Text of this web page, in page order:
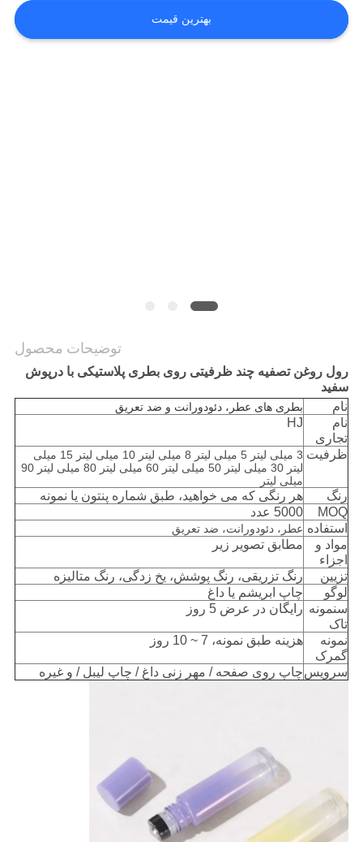
نقل
بهترین قیمت
توضیحات محصول
رول روغن تصفیه چند ظرفیتی روی بطری پلاستیکی با درپوش
سفید
نام
بطری های عطر، دئودورانت و ضد تعریق
نام
تجاری
HJ
ظرفیت
3 میلی لیتر 5 میلی لیتر 8 میلی لیتر 10 میلی لیتر 15 میلی
لیتر 30 میلی لیتر 50 میلی لیتر 60 میلی لیتر 80 میلی لیتر 90
میلی لیتر
رنگ
هر رنگی که می خواهید، طبق شماره پنتون یا نمونه
MOQ
5000 عدد
استفاده عطر، دئودورانت، ضد تعریق
مواد و
اجزاء
مطابق تصویر زیر
تزیین
رنگ تزریقی، رنگ پوشش، یخ زدگی، رنگ متالیزه
لوگو
چاپ ابریشم یا داغ
سنمونه
تاک
رایگان در عرض 5 روز
نمونه
گمرک
هزینه طبق نمونه، 7 ~ 10 روز
سرویسچاپ روی صفحه / مهر زنی داغ / چاپ لیبل / و غیره